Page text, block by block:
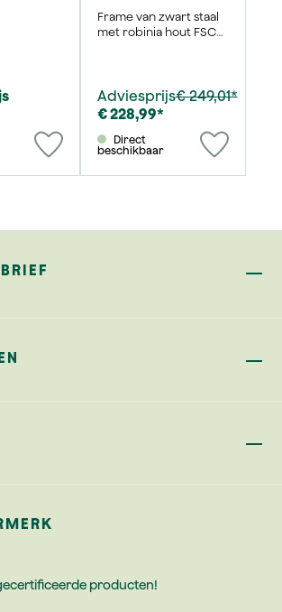
Frame van zwart staal
met robinia hout FSC®
Adviesprijs€ 249,01*
€ 228,99*
beschikbaar
producten!